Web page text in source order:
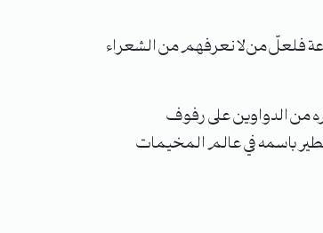
فلعلّ من لا نعرفهم من الشعراء
من الدواوين على رفوف
باسمه في عالم المخيمات